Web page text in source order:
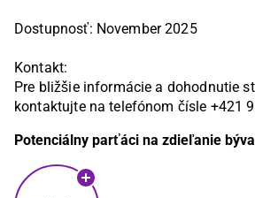
Dostupnosť: November 2025
Kontakt:
Pre bližšie informácie a dohodnutie
kontaktujte na telefónom čísle +421
Potenciálny parťáci na zdieľanie